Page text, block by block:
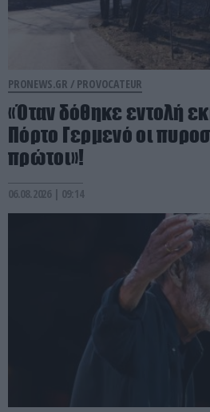
PRONEWS.GR / PROVOCATEUR
«Όταν δόθηκε εντολή
Πόρτο Γερμενό οι
πρώτοι»!
06.08.2026 | 09:14